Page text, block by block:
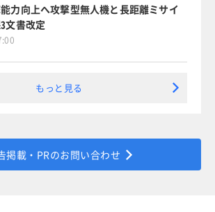
力向上へ攻撃型無人機と長距離ミサイ
文書改定
もっと見る
掲載・PRのお問い合わせ